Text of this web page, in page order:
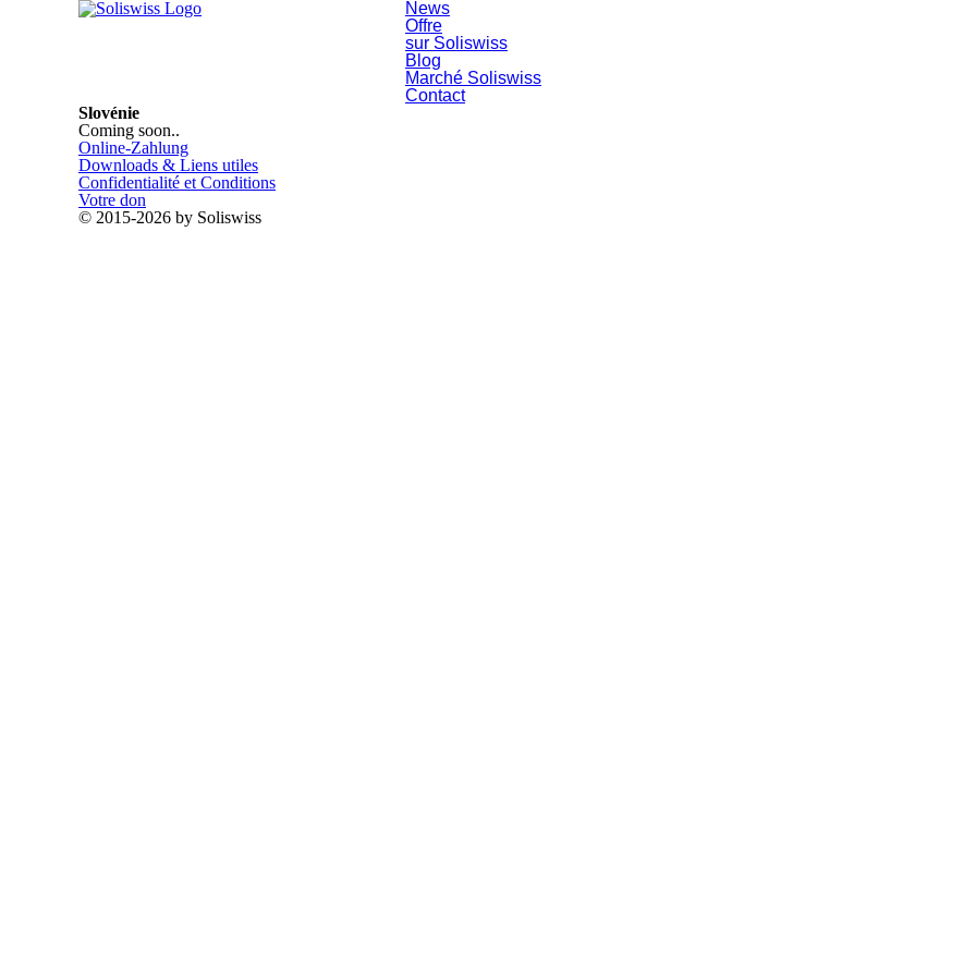
News
Offre
sur Soliswiss
Blog
Marché Soliswiss
Contact
Slovénie
Coming soon..
Online-Zahlung
Downloads & Liens utiles
Confidentialité et Conditions
Votre don
© 2015-2026 by Soliswiss